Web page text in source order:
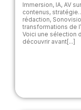
Immersion, IA, AV
contenus,
rédaction,
transformations de
Voici une sélection
découvrir avant[...]